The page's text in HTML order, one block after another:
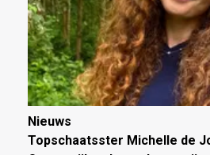
Nieuws
Topschaatsster Michelle de